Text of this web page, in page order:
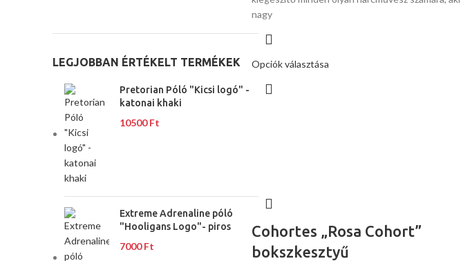
LEGJOBBAN ÉRTÉKELT TERMÉKEK
Pretorian Póló "Kicsi logó" -
katonai khaki
10500Ft
Extreme Adrenaline póló
"Hooligans Logo"- piros
7000Ft
nagy
Opciók választása
Cohortes „Rosa Cohort”
bokszkesztyű